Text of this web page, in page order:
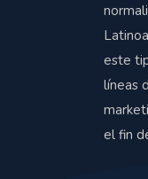
este
líneas
el fin